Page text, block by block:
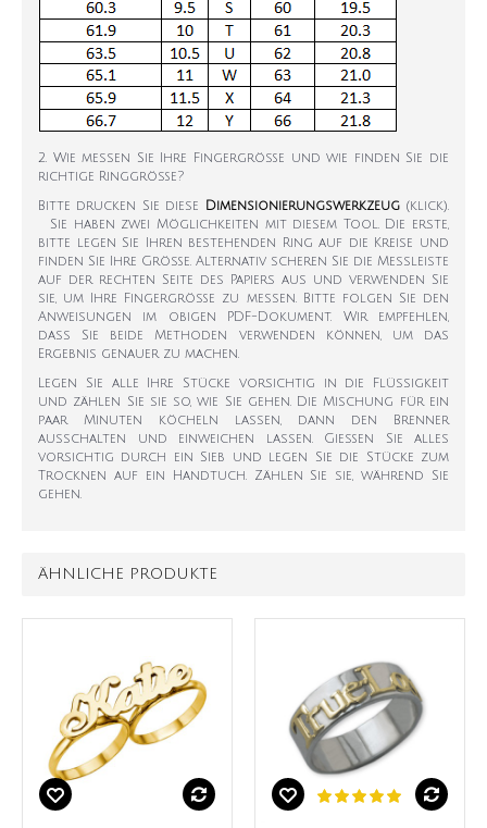
2. Wie messen Sie Ihre Fingergröße und wie finden Sie die
richtige Ringgröße?
Bitte drucken Sie diese Dimensionierungswerkzeug (klick).
Sie haben zwei Möglichkeiten mit diesem Tool. Die erste,
bitte legen Sie Ihren bestehenden Ring auf die Kreise und
finden Sie Ihre Größe. Alternativ scheren Sie die Messleiste
auf der rechten Seite des Papiers aus und verwenden Sie
sie, um Ihre Fingergröße zu messen. Bitte folgen Sie den
Anweisungen im obigen PDF-Dokument. Wir empfehlen,
dass Sie beide Methoden verwenden können, um das
Ergebnis genauer zu machen.
Legen Sie alle Ihre Stücke vorsichtig in die Flüssigkeit
und zählen Sie sie so, wie Sie gehen. Die Mischung für ein
paar Minuten köcheln lassen, dann den Brenner
ausschalten und einweichen lassen. Gießen Sie alles
vorsichtig durch ein Sieb und legen Sie die Stücke zum
Trocknen auf ein Handtuch. Zählen Sie sie, während Sie
gehen.
ÄHNLICHE PRODUKTE